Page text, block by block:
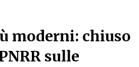
moderni: chiuso
sulle